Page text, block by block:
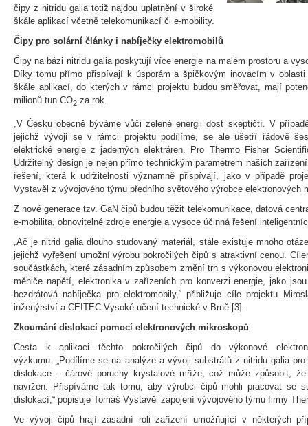
čipy z nitridu galia totiž najdou uplatnění v široké
škále aplikací včetně telekomunikací či e-mobility.
Čipy pro solární články i nabíječky elektromobilů
Čipy na bázi nitridu galia poskytují více energie na malém prostoru a
Díky tomu přímo přispívají k úsporám a špičkovým inovacím v
škále aplikací, do kterých v rámci projektu budou směřovat, mají
milionů tun CO2 za rok.
„V Česku obecně býváme vůči zelené energii dost skeptičtí. V
jejichž vývoji se v rámci projektu podílíme, se ale ušetří řádově
elektrické energie z jaderných elektráren. Pro Thermo Fisher
Udržitelný design je nejen přímo technickým parametrem našich
řešení, která k udržitelnosti významně přispívají, jako v případě
Vystavěl z vývojového týmu předního světového výrobce elektronových
Z nové generace tzv. GaN čipů budou těžit telekomunikace, datová
e-mobilita, obnovitelné zdroje energie a vysoce účinná řešení
„Ač je nitrid galia dlouho studovaný materiál, stále existuje mnoho
jejichž vyřešení umožní výrobu pokročilých čipů s atraktivní cenou.
součástkách, které zásadním způsobem změní trh s výkonovou
měniče napětí, elektronika v zařízeních pro konverzi energie, jako
bezdrátová nabíječka pro elektromobily,“ přibližuje cíle projektu
inženýrství a CEITEC Vysoké učení technické v Brně [3].
Zkoumání dislokací pomocí elektronových mikroskopů
Cesta k aplikaci těchto pokročilých čipů do výkonové
výzkumu. „Podílíme se na analýze a vývoji substrátů z nitridu galia
dislokace – čárové poruchy krystalové mříže, což může způsobit,
navržen. Přispíváme tak tomu, aby výrobci čipů mohli pracovat se
dislokací,“ popisuje Tomáš Vystavěl zapojení vývojového týmu firmy
Ve vývoji čipů hrají zásadní roli zařízení umožňující v některých